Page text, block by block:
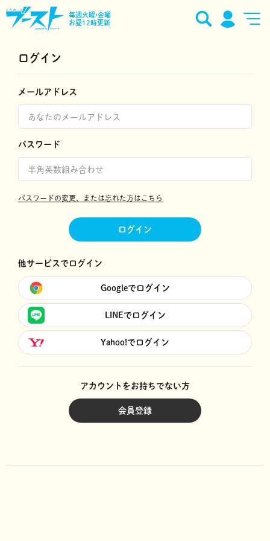
毎週火曜•金曜
お昼12時更新
ログイン
メールアドレス
パスワード
パスワードの変更、または忘れた方はこちら
ログイン
他サービスでログイン
Googleでログイン
LINEでログイン
Yahoo!でログイン
アカウントをお持ちでない方
会員登録